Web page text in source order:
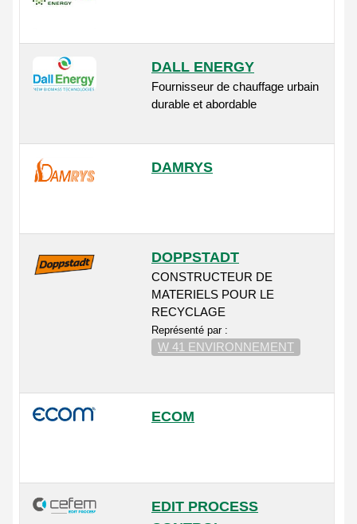
DALL ENERGY
Fournisseur de chauffage urbain
durable et abordable
DAMRYS
DOPPSTADT
CONSTRUCTEUR DE
MATERIELS POUR LE
RECYCLAGE
Représenté par :
W 41 ENVIRONNEMENT
ECOM
EDIT PROCESS